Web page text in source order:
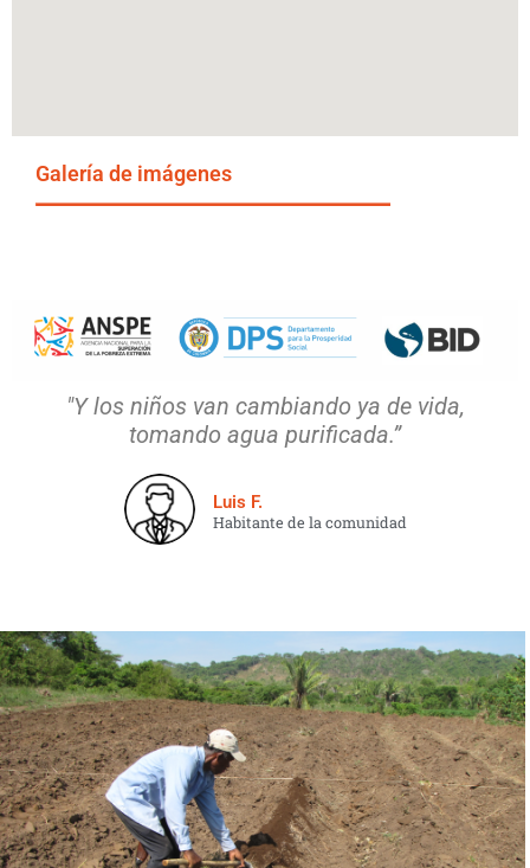
Galería de imágenes
"Y los niños van cambiando ya de vida,
tomando agua purificada.”
Luis F.
Habitante de la comunidad